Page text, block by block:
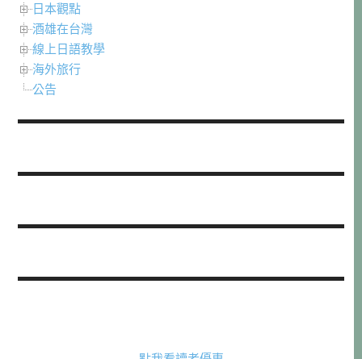
日本觀點
酒雄在台灣
線上日語教學
海外旅行
公告